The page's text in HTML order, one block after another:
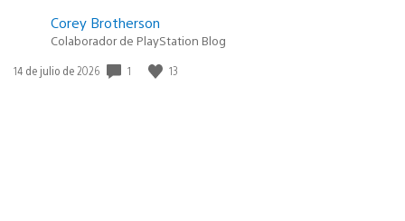
Corey Brotherson
Colaborador de PlayStation Blog
Fecha
14 de julio de 2026 1 13